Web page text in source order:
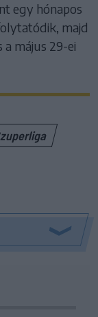
egy hónapos
majd
a május 29-ei